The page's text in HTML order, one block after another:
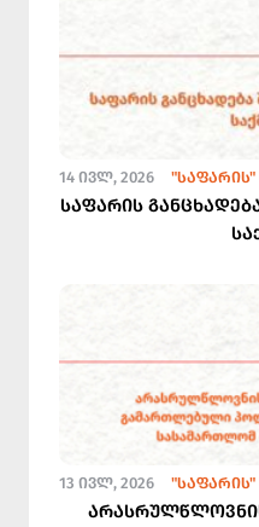
14 ᲘᲕᲚ, 2026 "ᲡᲐᲤᲐᲠᲘᲡ"
საფარის
13 ᲘᲕᲚ, 2026 "ᲡᲐᲤᲐᲠᲘᲡ"